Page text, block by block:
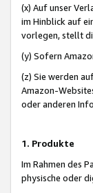
(x) Auf unser
im Hinblick auf
vorlegen, stellt
(y) Sofern
(z) Sie werden
Amazon-
oder anderen
1. Produkte
Im Rahmen des
physische oder